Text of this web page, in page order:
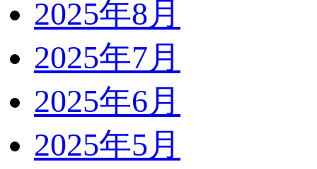
2025年8月
2025年7月
2025年6月
2025年5月